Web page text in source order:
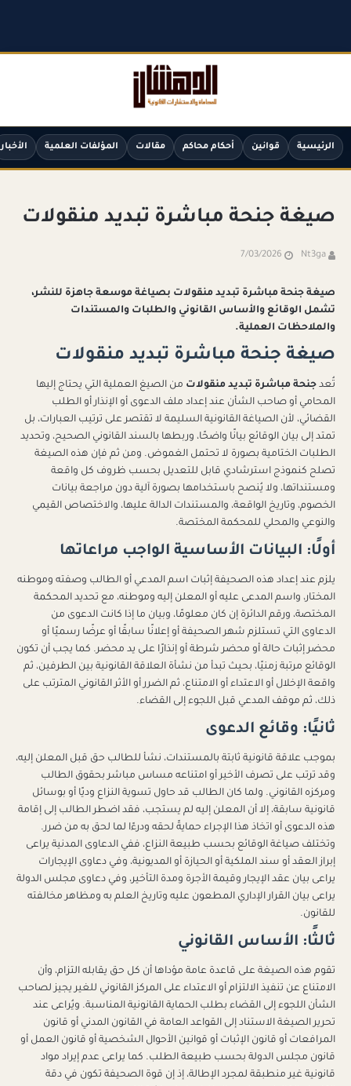
الرئيسية قوانين أحكام محاكم مقالات المؤلفات العلمية الأخبار
صيغة جنحة مباشرة تبديد منقولات
Nt3ga
7/03/2026
صيغة جنحة مباشرة تبديد منقولات بصياغة موسعة جاهزة للنشر،
تشمل الوقائع والأساس القانوني والطلبات والمستندات
والملاحظات العملية.
صيغة جنحة مباشرة تبديد منقولات
تُعد جنحة مباشرة تبديد منقولات من الصيغ العملية التي يحتاج إليها
المحامي أو صاحب الشأن عند إعداد ملف الدعوى أو الإنذار أو الطلب
القضائي، لأن الصياغة القانونية السليمة لا تقتصر على ترتيب العبارات، بل
تمتد إلى بيان الوقائع بيانًا واضحًا، وربطها بالسند القانوني الصحيح، وتحديد
الطلبات الختامية بصورة لا تحتمل الغموض. ومن ثم فإن هذه الصيغة
تصلح كنموذج استرشادي قابل للتعديل بحسب ظروف كل واقعة
ومستنداتها، ولا يُنصح باستخدامها بصورة آلية دون مراجعة بيانات
الخصوم، وتاريخ الواقعة، والمستندات الدالة عليها، والاختصاص القيمي
والنوعي والمحلي للمحكمة المختصة.
أولًا: البيانات الأساسية الواجب مراعاتها
يلزم عند إعداد هذه الصحيفة إثبات اسم المدعي أو الطالب وصفته وموطنه
المختار، واسم المدعى عليه أو المعلن إليه وموطنه، مع تحديد المحكمة
المختصة، ورقم الدائرة إن كان معلومًا، وبيان ما إذا كانت الدعوى من
الدعاوى التي تستلزم شهر الصحيفة أو إعلانًا سابقًا أو عرضًا رسميًا أو
محضر إثبات حالة أو محضر شرطة أو إنذارًا على يد محضر. كما يجب أن تكون
الوقائع مرتبة زمنيًا، بحيث تبدأ من نشأة العلاقة القانونية بين الطرفين، ثم
واقعة الإخلال أو الاعتداء أو الامتناع، ثم الضرر أو الأثر القانوني المترتب على
ذلك، ثم موقف المدعي قبل اللجوء إلى القضاء.
ثانيًا: وقائع الدعوى
بموجب علاقة قانونية ثابتة بالمستندات، نشأ للطالب حق قبل المعلن إليه،
وقد ترتب على تصرف الأخير أو امتناعه مساس مباشر بحقوق الطالب
ومركزه القانوني. ولما كان الطالب قد حاول تسوية النزاع وديًا أو بوسائل
قانونية سابقة، إلا أن المعلن إليه لم يستجب، فقد اضطر الطالب إلى إقامة
هذه الدعوى أو اتخاذ هذا الإجراء حمايةً لحقه ودرءًا لما لحق به من ضرر.
وتختلف صياغة الوقائع بحسب طبيعة النزاع، ففي الدعاوى المدنية يراعى
إبراز العقد أو سند الملكية أو الحيازة أو المديونية، وفي دعاوى الإيجارات
يراعى بيان عقد الإيجار وقيمة الأجرة ومدة التأخير، وفي دعاوى مجلس الدولة
يراعى بيان القرار الإداري المطعون عليه وتاريخ العلم به ومظاهر مخالفته
للقانون.
ثالثًا: الأساس القانوني
تقوم هذه الصيغة على قاعدة عامة مؤداها أن كل حق يقابله التزام، وأن
الامتناع عن تنفيذ الالتزام أو الاعتداء على المركز القانوني للغير يجيز لصاحب
الشأن اللجوء إلى القضاء بطلب الحماية القانونية المناسبة. ويُراعى عند
تحرير الصيغة الاستناد إلى القواعد العامة في القانون المدني أو قانون
المرافعات أو قانون الإثبات أو قوانين الأحوال الشخصية أو قانون العمل أو
قانون مجلس الدولة بحسب طبيعة الطلب. كما يراعى عدم إيراد مواد
قانونية غير منطبقة لمجرد الإطالة، إذ إن قوة الصحيفة تكون في دقة